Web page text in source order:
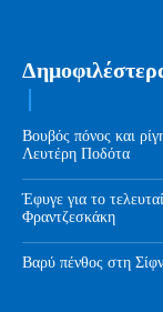
Βουβός πόνος και
Λευτέρη Ποδότα
Έφυγε για το
Φραντζεσκάκη
Βαρύ πένθος στη